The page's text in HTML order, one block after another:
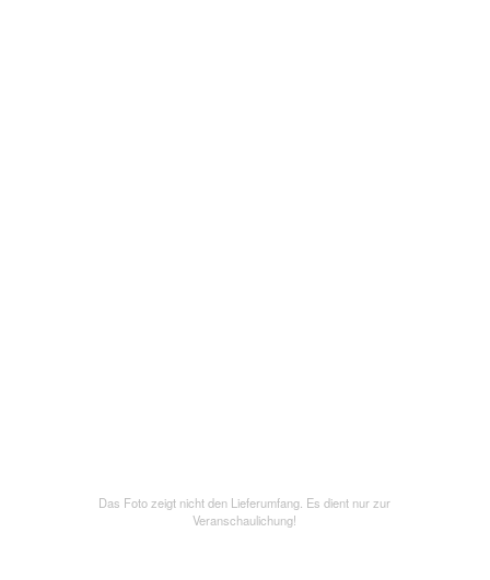
Das Foto zeigt nicht den Lieferumfang. Es dient nur zur
Veranschaulichung!